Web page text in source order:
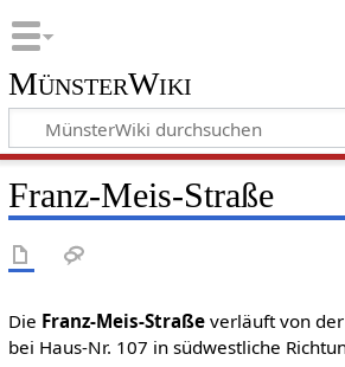
MünsterWiki
Franz-Meis-Straße
Die Franz-Meis-Straßeverläuft von der
bei Haus-Nr. 107 in südwestliche